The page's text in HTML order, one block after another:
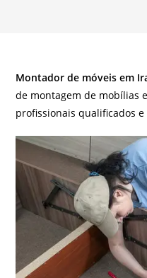
Montador de móveis em
de montagem de mobílias
profissionais qualificados